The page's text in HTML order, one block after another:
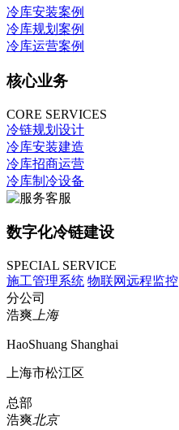
冷库安装案例
冷库规划案例
冷库运营案例
核心业务
CORE SERVICES
冷链规划设计
冷库安装建造
冷库招商运营
冷库制冷设备
数字化冷链建设
SPECIAL SERVICE
施工管理系统 物联网远程监控
分公司
浩爽 上海
HaoShuang Shanghai
上海市松江区
总部
浩爽北京